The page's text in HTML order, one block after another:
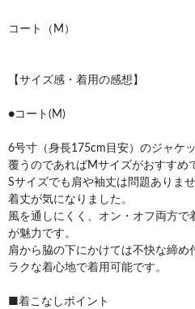
コート（M）
【サイズ感・着用の感想】
●コート(M)
6号寸（身長175cm目安）のジャケ
覆うのであればMサイズがおすすめ
Sサイズでも肩や袖丈は問題ありま
着丈が気になりました。
風を通しにくく、オン・オフ両方で
が魅力です。
肩から脇の下にかけては不快な締め
ラクな着心地で着用可能です。
■着こなしポイント